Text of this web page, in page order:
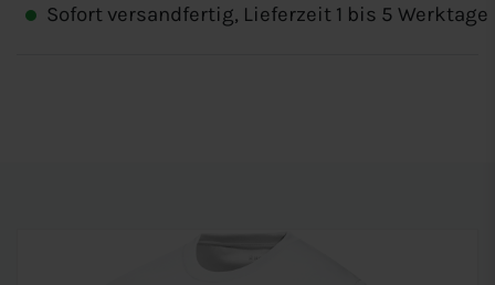
Sofort versandfertig, Lieferzeit 1 bis 5 Werktage